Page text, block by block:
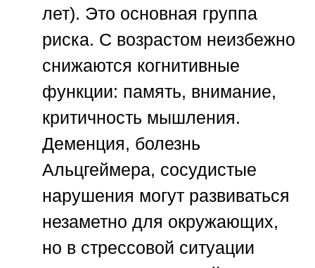
лет). Это основная группа
риска. С возрастом неизбежно
снижаются когнитивные
функции: память, внимание,
критичность мышления.
Деменция, болезнь
Альцгеймера, сосудистые
нарушения могут развиваться
незаметно для окружающих,
но в стрессовой ситуации